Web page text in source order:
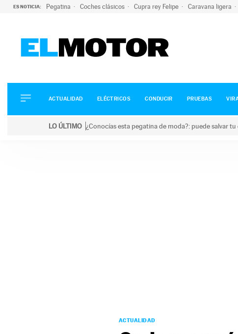
ES NOTICIA: Pegatina Coches clásicos Cupra rey Felipe Caravana ligera
ELÉCTRICOS
CONDUCIR
ACTUALIDAD ELÉCTRICOS CONDUCIR PRUEBAS
LO ÚLTIMO ¿Conocías esta pegatina de moda?: puede salvar
ACTUALIDAD